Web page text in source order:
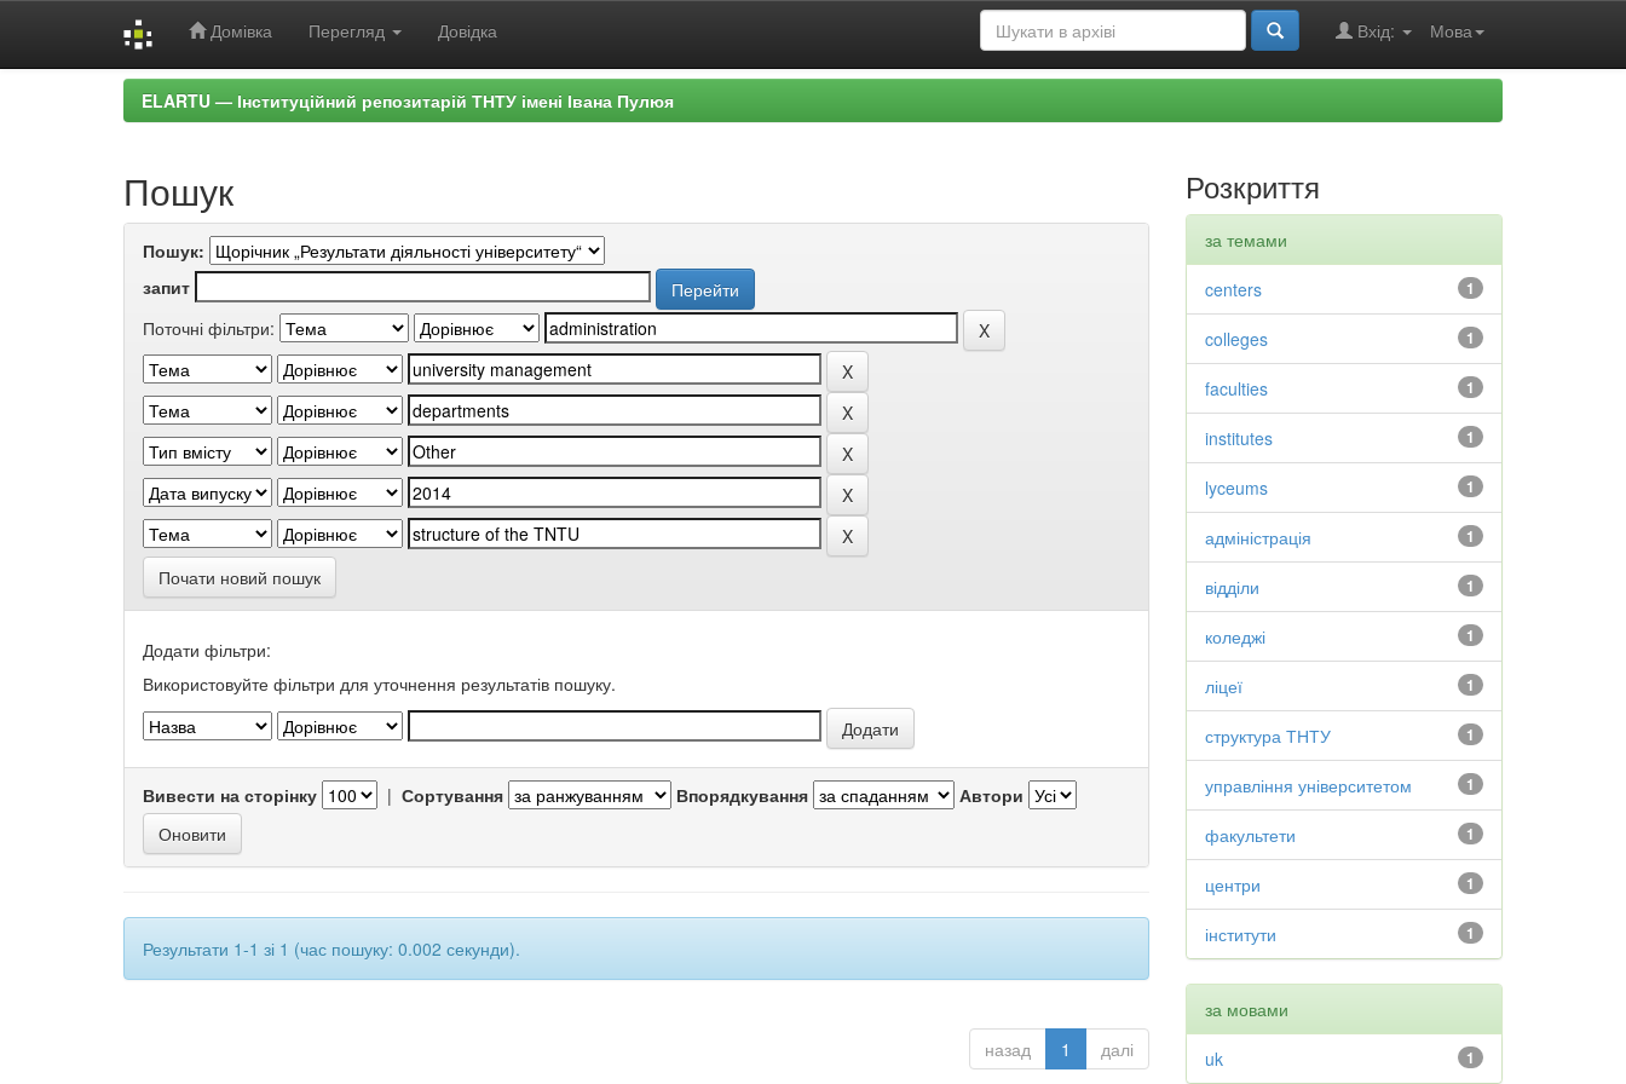
Домівка Перегляд Довідка Мова
Вхід:
ELARTU — Інституційний репозитарій ТНТУ імені Івана Пулюя
Пошук
Пошук:
запит
Поточні фільтри:
Почати новий пошук
Додати фільтри:
Використовуйте фільтри для уточнення результатів пошуку.
Вивести на сторінку | Сортування Впорядкування Автори
Результати 1-1 зі 1 (час пошуку: 0.002 секунди).
назад 1 далі
Розкриття
за темами
1
centers
1
colleges
1
faculties
1
institutes
1
lyceums
1
адміністрація
1
відділи
1
коледжі
1
ліцеї
1
структура ТНТУ
1
управління університетом
1
факультети
1
центри
1
інститути
за мовами
1
uk